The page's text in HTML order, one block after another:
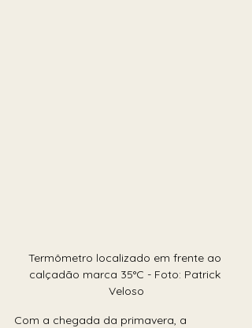
Termômetro localizado em frente ao
calçadão marca 35°C - Foto: Patrick
Veloso
Com a chegada da primavera, a